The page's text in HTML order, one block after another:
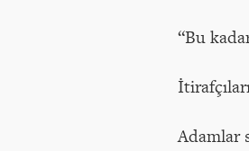
“Bu
Adamlar